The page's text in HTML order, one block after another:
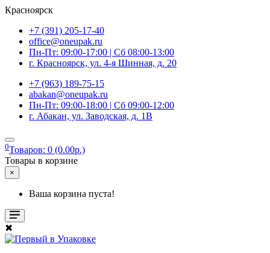
Красноярск
+7 (391) 205-17-40
office@oneupak.ru
Пн-Пт: 09:00-17:00 | Сб 08:00-13:00
г. Красноярск, ул. 4-я Шинная, д. 20
+7 (963) 189-75-15
abakan@oneupak.ru
Пн-Пт: 09:00-18:00 | Сб 09:00-12:00
г. Абакан, ул. Заводская, д. 1В
0Товаров: 0 (0.00р.)
Товары в корзине
×
Ваша корзина пуста!
✖